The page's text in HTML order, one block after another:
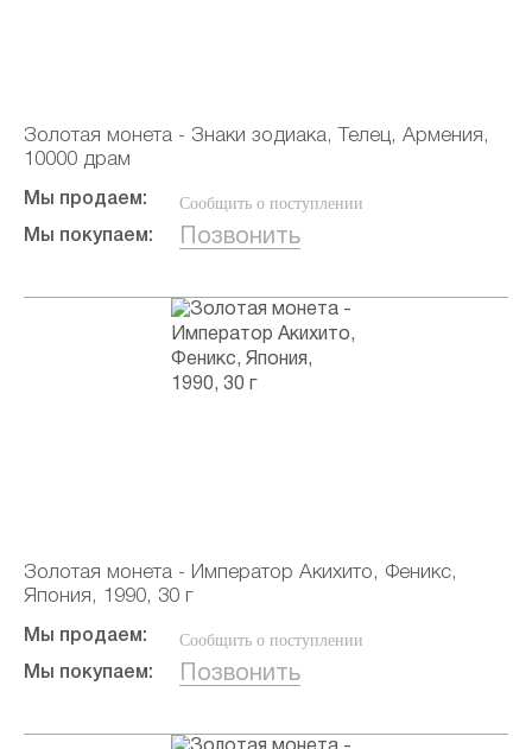
Золотая монета - Знаки зодиака, Телец, Армения,
10000 драм
Мы продаем: Сообщить о поступлении
Мы покупаем: Позвонить
Золотая монета - Император Акихито, Феникс,
Япония, 1990, 30 г
Мы продаем: Сообщить о поступлении
Мы покупаем: Позвонить